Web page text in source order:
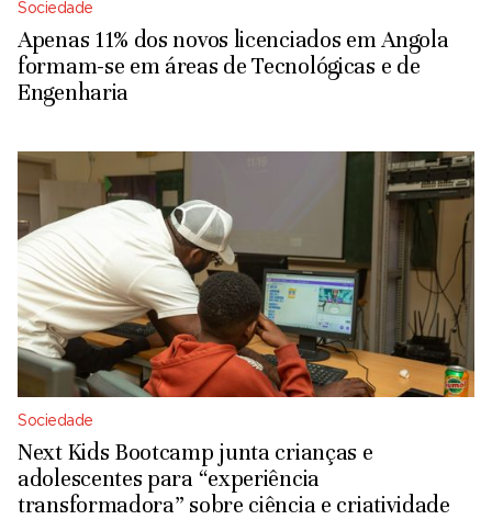
Sociedade
Apenas 11% dos novos licenciados em Angola
formam-se em áreas de Tecnológicas e de
Engenharia
Sociedade
Next Kids Bootcamp junta crianças e
adolescentes para “experiência
transformadora” sobre ciência e criatividade